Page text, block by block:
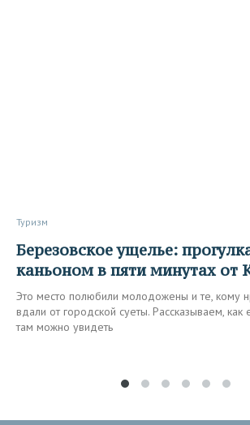
Туризм
Березовское ущелье: прогулка над
каньоном в пяти минутах от
Это место полюбили молодожены и те, кому
вдали от городской суеты. Рассказываем, как
там можно увидеть